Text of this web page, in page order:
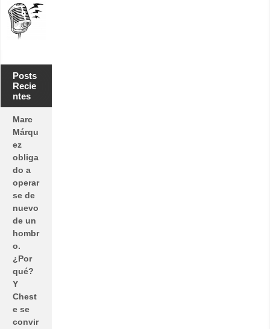
Posts
Recie
ntes
Marc
Márqu
ez
obliga
do a
operar
se de
nuevo
de un
hombr
o.
¿Por
qué?
Y
Chest
e se
convir